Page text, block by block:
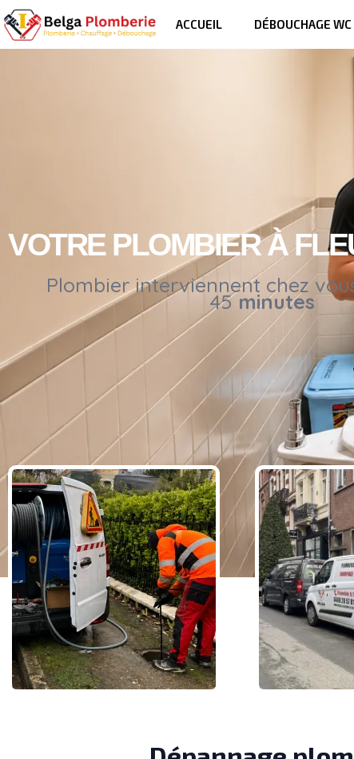
ACCUEIL DÉBOUCHAGE WC
VOTRE PLOMBIER À
Plombier interviennent chez
45minutes